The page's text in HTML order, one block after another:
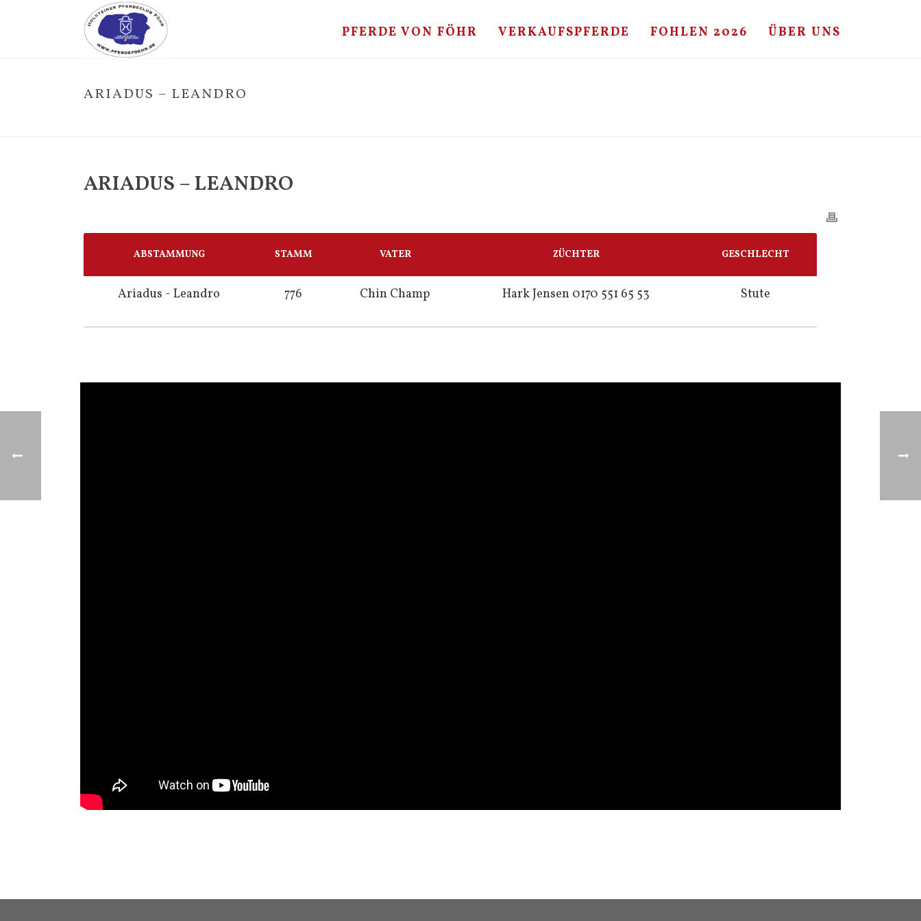
PFERDE VON FÖHR VERKAUFSPFERDE FOHLEN 2026 ÜBER UNS
ARIADUS – LEANDRO
ARIADUS – LEANDRO
ABSTAMMUNG STAMM VATER ZÜCHTER GESCHLECHT
Ariadus - Leandro 776 Chin Champ Hark Jensen 0170 551 65 53 Stute